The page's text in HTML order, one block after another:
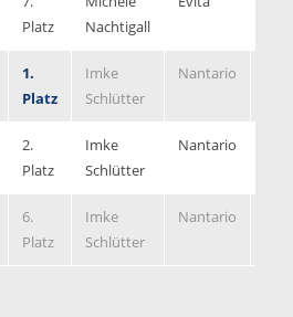
Platz
Nachtigall
1.
Platz
Imke
Schlütter
Nantario
2.
Platz
Imke
Schlütter
Nantario
6.
Platz
Imke
Schlütter
Nantario